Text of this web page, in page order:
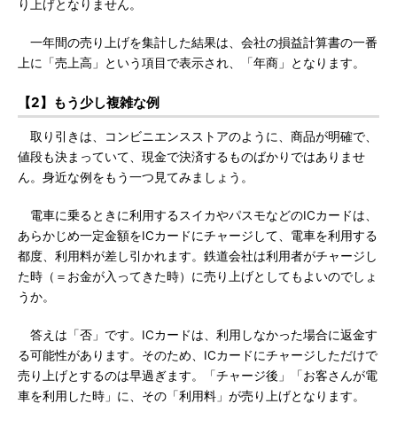
り上げとなりません。
一年間の売り上げを集計した結果は、会社の損益計算書の一番
上に「売上高」という項目で表示され、「年商」となります。
【2】もう少し複雑な例
取り引きは、コンビニエンスストアのように、商品が明確で、
値段も決まっていて、現金で決済するものばかりではありませ
ん。身近な例をもう一つ見てみましょう。
電車に乗るときに利用するスイカやパスモなどのICカードは、
あらかじめ一定金額をICカードにチャージして、電車を利用する
都度、利用料が差し引かれます。鉄道会社は利用者がチャージし
た時（＝お金が入ってきた時）に売り上げとしてもよいのでしょ
うか。
答えは「否」です。ICカードは、利用しなかった場合に返金す
る可能性があります。そのため、ICカードにチャージしただけで
売り上げとするのは早過ぎます。「チャージ後」「お客さんが電
車を利用した時」に、その「利用料」が売り上げとなります。